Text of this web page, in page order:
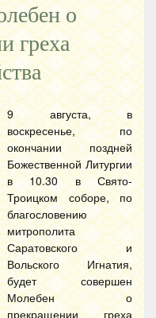
о
греха
9 августа, в
воскресенье, по
окончании поздней
Божественной Литургии
в 10.30 в Свято-
Троицком соборе, по
благословению
митрополита
Саратовского и
Вольского Игнатия,
будет совершен
Молебен о
прекращении греха